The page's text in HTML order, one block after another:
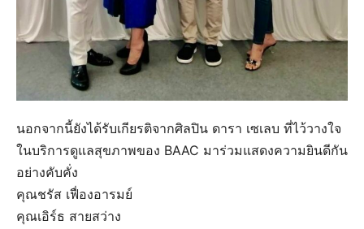
นอกจากนี้ยังได้รับเกียรติจากศิลปิน ดารา เซเลบ ที่ไว้วางใจ
ในบริการดูแลสุขภาพของ BAAC มาร่วมแสดงความยินดีกัน
อย่างคับคั่ง
คุณชรัส เฟื่องอารมย์
คุณเอิร์ธ สายสว่าง